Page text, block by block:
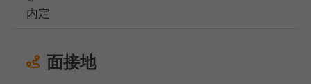
内定
面接地